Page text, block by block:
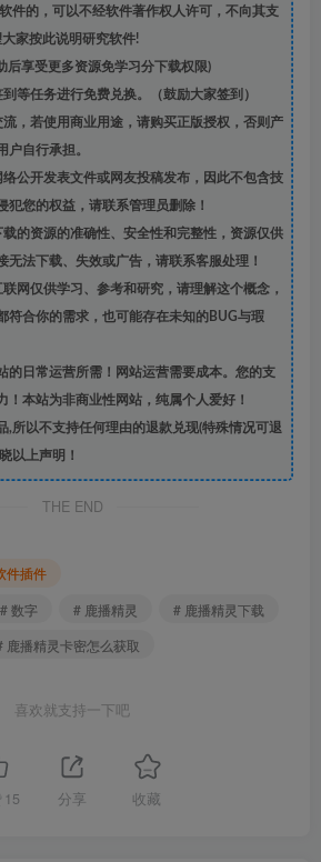
件的，可以不经软件著作权人许可，不向其支
家按此说明研究软件!
后享受更多资源免学习分下载权限)
等任务进行免费兑换。（鼓励大家签到）
，若使用商业用途，请购买正版授权，否则产
户自行承担。
公开发表文件或网友投稿发布，因此不包含技
犯您的权益，请联系管理员删除！
的资源的准确性、安全性和完整性，资源仅供
无法下载、失效或广告，请联系客服处理！
网仅供学习、参考和研究，请理解这个概念，
符合你的需求，也可能存在未知的BUG与瑕
的日常运营所需！网站运营需要成本。您的支
！本站为非商业性网站，纯属个人爱好！
,所以不支持任何理由的退款兑现(特殊情况可退
以上声明！
THE END
件插件
# 数字 # 鹿播精灵
# 鹿播精灵下载
鹿播精灵卡密怎么获取
喜欢就支持一下吧
15 分享 收藏